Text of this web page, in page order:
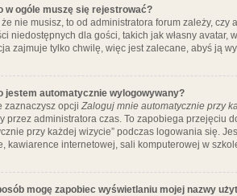
w ogóle muszę się rejestrować?
że nie musisz, to od administratora forum zależy,
niedostępnych dla gości, takich jak własny
zajmuje tylko chwilę, więc jest zalecane, abyś ją
jestem automatycznie wylogowywany?
zaznaczysz opcji Zaloguj mnie automatycznie przy
przez administratora czas. To zapobiega przejęciu
przy każdej wizycie” podczas logowania się.
kawiarence internetowej, sali komputerowej w
mogę zapobiec wyświetlaniu mojej nazwy